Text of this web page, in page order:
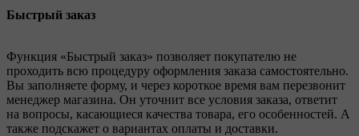
Быстрый заказ
Функция «Быстрый заказ» позволяет покупателю не
проходить всю процедуру оформления заказа самостоятельно.
Вы заполняете форму, и через короткое время вам перезвонит
менеджер магазина. Он уточнит все условия заказа, ответит
на вопросы, касающиеся качества товара, его особенностей. А
также подскажет о вариантах оплаты и доставки.